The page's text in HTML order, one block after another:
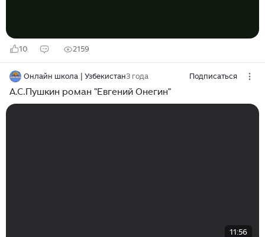
10 2159
Онлайн школа | Узбекистан3 года Подписаться
А.С.Пушкин роман "Евгений Онегин"
11:56